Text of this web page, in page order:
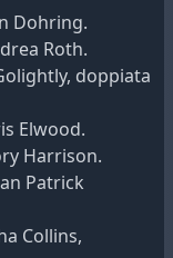
Dohring.
Roth.
doppiata
Elwood.
Harrison.
Patrick
Collins,